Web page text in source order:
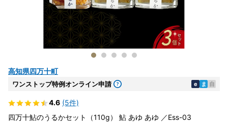
高知県四万十町
ワンストップ特例オンライン申請 e ま 自
4.6 (5件)
四万十鮎のうるかセット（110g） 鮎 あゆ あゆ ／Ess-03